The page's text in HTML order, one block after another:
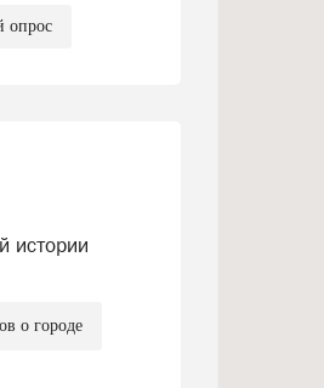
опрос
истории
о городе